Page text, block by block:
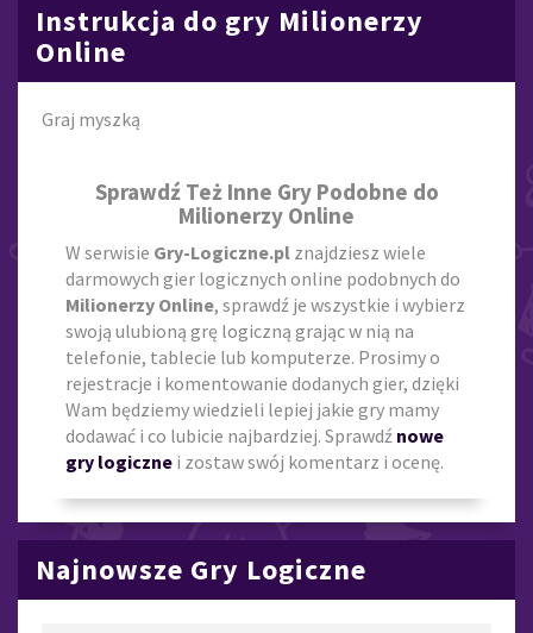
Instrukcja do gry Milionerzy
Online
Graj myszką
Sprawdź Też Inne Gry Podobne do
Milionerzy Online
W serwisie Gry-Logiczne.pl znajdziesz wiele
darmowych gier logicznych online podobnych do
Milionerzy Online, sprawdź je wszystkie i wybierz
swoją ulubioną grę logiczną grając w nią na
telefonie, tablecie lub komputerze. Prosimy o
rejestracje i komentowanie dodanych gier, dzięki
Wam będziemy wiedzieli lepiej jakie gry mamy
dodawać i co lubicie najbardziej. Sprawdź nowe
gry logiczne i zostaw swój komentarz i ocenę.
Najnowsze Gry Logiczne